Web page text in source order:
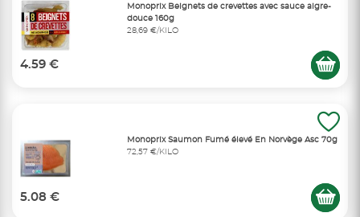
Monoprix Beignets de crevettes avec sauce aigre-
douce 160g
28,69 €/KILO
4.59 €
Monoprix Saumon Fumé élevé En Norvège Asc 70g
72,57 €/KILO
5.08 €